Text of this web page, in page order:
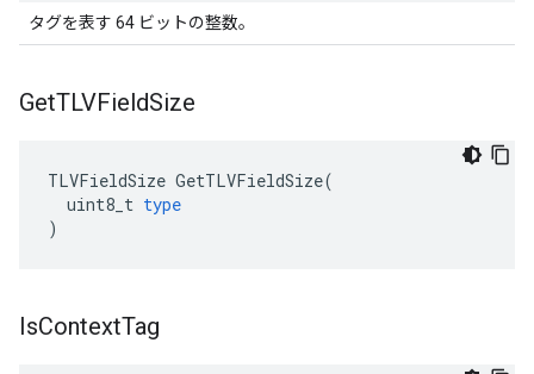
タグを表す 64 ビットの整数。
GetTLVFieldSize
TLVFieldSize GetTLVFieldSize(
uint8_t type
)
IsContextTag